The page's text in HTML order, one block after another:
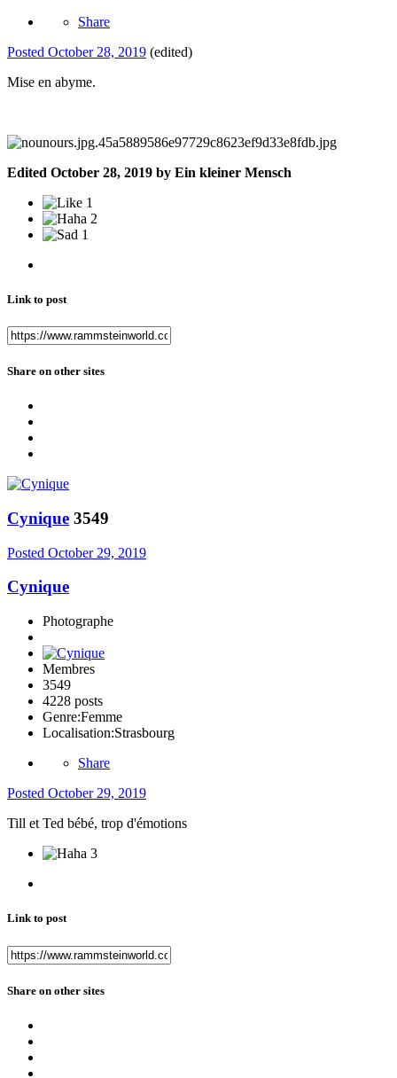
Share
Posted October 28, 2019 (edited)
Mise en abyme.
Edited October 28, 2019 by Ein kleiner Mensch
1
2
1
Link to post
Share on other sites
Cynique 3549
Posted October 29, 2019
Cynique
Photographe
Membres
3549
4228 posts
Genre:Femme
Localisation:Strasbourg
Share
Posted October 29, 2019
Till et Ted bébé, trop d'émotions
3
Link to post
Share on other sites